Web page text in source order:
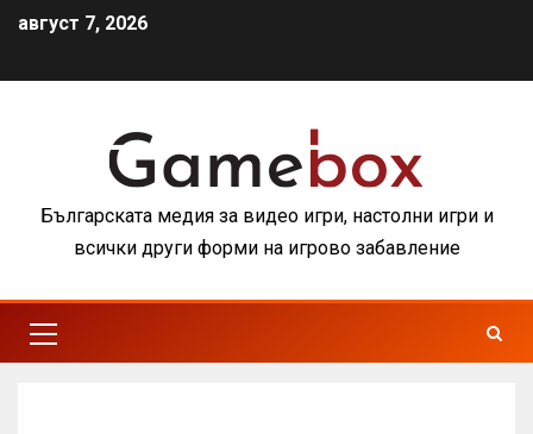
август 7, 2026
Българската медия за видео игри, настолни игри и
всички други форми на игрово забавление